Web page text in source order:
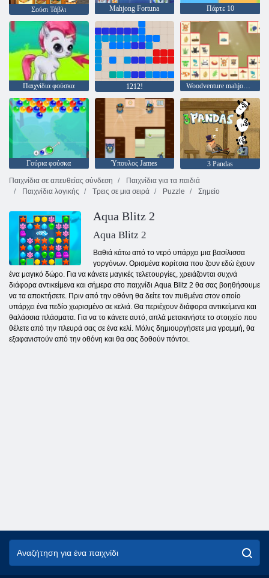
Σούσι Τάβλι Mahjong Fortuna Πάρτε 10
Παιχνίδια φούσκα 1212! Woodventure mahjong συνδεθείτε
Γούρια φούσκα Ύπουλος James
3 Pandas
Παιχνίδια σε απευθείας σύνδεση
Παιχνίδια για τα παιδιά
Παιχνίδια λογικής
Τρεις σε μια σειρά Puzzle Σημείο
Aqua Blitz 2
Aqua Blitz 2
Βαθιά κάτω από το νερό υπάρχει μια βασίλισσα
γοργόνων. Ορισμένα κορίτσια που ζουν εδώ έχουν
ένα μαγικό δώρο. Για να κάνετε μαγικές τελετουργίες, χρειάζονται συχνά
διάφορα αντικείμενα και σήμερα στο παιχνίδι Aqua Blitz 2 θα σας βοηθήσουμε
να τα αποκτήσετε. Πριν από την οθόνη θα δείτε τον πυθμένα στον οποίο
υπάρχει ένα πεδίο χωρισμένο σε κελιά. Θα περιέχουν διάφορα αντικείμενα και
θαλάσσια πλάσματα. Για να το κάνετε αυτό, απλά μετακινήστε το στοιχείο που
θέλετε από την πλευρά σας σε ένα κελί. Μόλις δημιουργήσετε μια γραμμή, θα
εξαφανιστούν από την οθόνη και θα σας δοθούν πόντοι.